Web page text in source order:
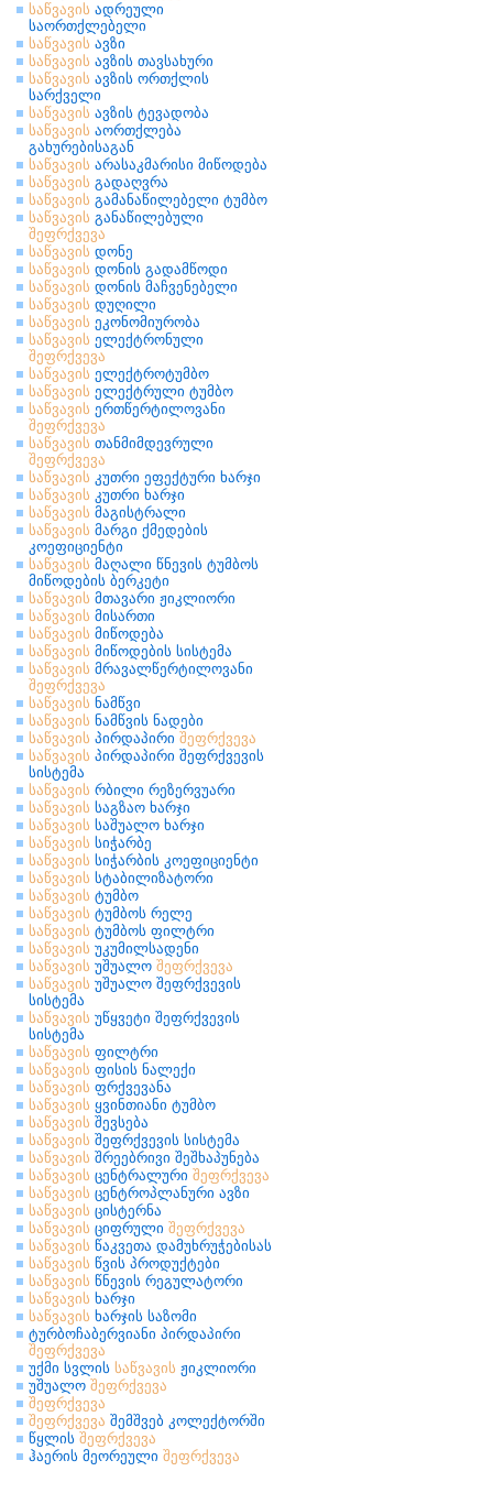
საწვავის ადრეული
საორთქლებელი
საწვავის ავზი
საწვავის ავზის თავსახური
საწვავის ავზის ორთქლის
სარქველი
საწვავის ავზის ტევადობა
საწვავის აორთქლება
გახურებისაგან
საწვავის არასაკმარისი მიწოდება
საწვავის გადაღვრა
საწვავის გამანაწილებელი ტუმბო
საწვავის განაწილებული
შეფრქვევა
საწვავის დონე
საწვავის დონის გადამწოდი
საწვავის დონის მაჩვენებელი
საწვავის დუღილი
საწვავის ეკონომიურობა
საწვავის ელექტრონული
შეფრქვევა
საწვავის ელექტროტუმბო
საწვავის ელექტრული ტუმბო
საწვავის ერთწერტილოვანი
შეფრქვევა
საწვავის თანმიმდევრული
შეფრქვევა
საწვავის კუთრი ეფექტური ხარჯი
საწვავის კუთრი ხარჯი
საწვავის მაგისტრალი
საწვავის მარგი ქმედების
კოეფიციენტი
საწვავის მაღალი წნევის ტუმბოს
მიწოდების ბერკეტი
საწვავის მთავარი ჟიკლიორი
საწვავის მისართი
საწვავის მიწოდება
საწვავის მიწოდების სისტემა
საწვავის მრავალწერტილოვანი
შეფრქვევა
საწვავის ნამწვი
საწვავის ნამწვის ნადები
საწვავის პირდაპირი შეფრქვევა
საწვავის პირდაპირი შეფრქვევის
სისტემა
საწვავის რბილი რეზერვუარი
საწვავის საგზაო ხარჯი
საწვავის საშუალო ხარჯი
საწვავის სიჭარბე
საწვავის სიჭარბის კოეფიციენტი
საწვავის სტაბილიზატორი
საწვავის ტუმბო
საწვავის ტუმბოს რელე
საწვავის ტუმბოს ფილტრი
საწვავის უკუმილსადენი
საწვავის უშუალო შეფრქვევა
საწვავის უშუალო შეფრქვევის
სისტემა
საწვავის უწყვეტი შეფრქვევის
სისტემა
საწვავის ფილტრი
საწვავის ფისის ნალექი
საწვავის ფრქვევანა
საწვავის ყვინთიანი ტუმბო
საწვავის შევსება
საწვავის შეფრქვევის სისტემა
საწვავის შრეებრივი შეშხაპუნება
საწვავის ცენტრალური შეფრქვევა
საწვავის ცენტროპლანური ავზი
საწვავის ცისტერნა
საწვავის ციფრული შეფრქვევა
საწვავის წაკვეთა დამუხრუჭებისას
საწვავის წვის პროდუქტები
საწვავის წნევის რეგულატორი
საწვავის ხარჯი
საწვავის ხარჯის საზომი
ტურბოჩაბერვიანი პირდაპირი
შეფრქვევა
უქმი სვლის საწვავის ჟიკლიორი
უშუალო შეფრქვევა
შეფრქვევა
შეფრქვევა შემშვებ კოლექტორში
წყლის შეფრქვევა
ჰაერის მეორეული შეფრქვევა